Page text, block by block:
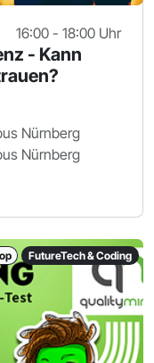
16:00 - 18:00 Uhr
- Kann
Nürnberg
Nürnberg
FutureTech & Coding